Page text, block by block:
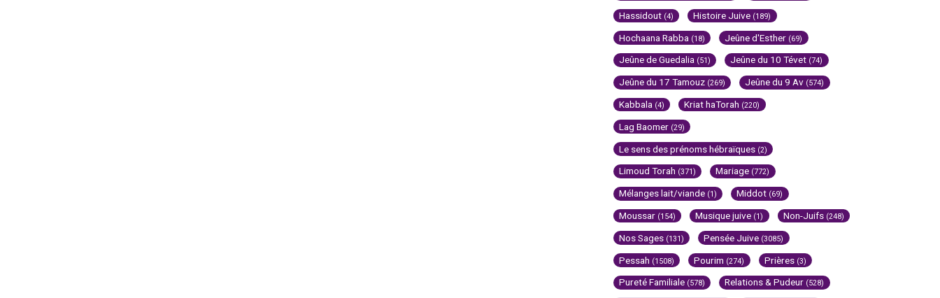
Hassidout (4) Histoire Juive (189)
Hochaana Rabba (18) Jeûne d'Esther (69)
Jeûne de Guedalia (51) Jeûne du 10 Tévet (74)
Jeûne du 17 Tamouz (269) Jeûne du 9 Av (574)
Kabbala (4) Kriat haTorah (220)
Lag Baomer (29)
Le sens des prénoms hébraïques (2)
Limoud Torah (371) Mariage (772)
Mélanges lait/viande (1) Middot (69)
Moussar (154) Musique juive (1) Non-Juifs (248)
Nos Sages (131) Pensée Juive (3085)
Pessah (1508) Pourim (274) Prières (3)
Pureté Familiale (578) Relations & Pudeur (528)